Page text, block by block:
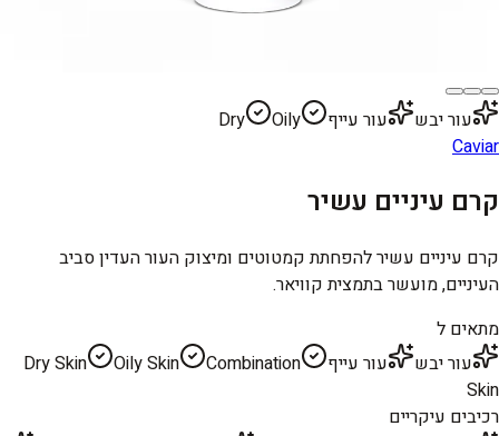
עור יבש עור עייף Dry
Oily
Caviar
קרם עיניים עשיר
קרם עיניים עשיר להפחתת קמטוטים ומיצוק העור העדין סביב
העיניים, מועשר בתמצית קוויאר.
מתאים ל
עור יבש
עור עייף Dry Skin Oily Skin
Combination
Skin
רכיבים עיקריים